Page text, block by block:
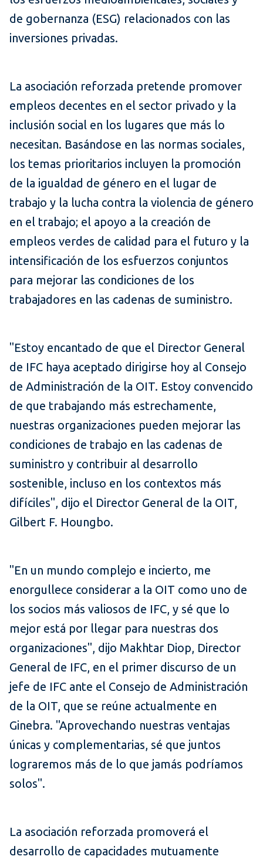
de gobernanza (ESG) relacionados con las
inversiones privadas.
La asociación reforzada pretende promover
empleos decentes en el sector privado y la
inclusión social en los lugares que más lo
necesitan. Basándose en las normas sociales,
los temas prioritarios incluyen la promoción
de la igualdad de género en el lugar de
trabajo y la lucha contra la violencia de género
en el trabajo; el apoyo a la creación de
empleos verdes de calidad para el futuro y la
intensificación de los esfuerzos conjuntos
para mejorar las condiciones de los
trabajadores en las cadenas de suministro.
"Estoy encantado de que el Director General
de IFC haya aceptado dirigirse hoy al Consejo
de Administración de la OIT. Estoy convencido
de que trabajando más estrechamente,
nuestras organizaciones pueden mejorar las
condiciones de trabajo en las cadenas de
suministro y contribuir al desarrollo
sostenible, incluso en los contextos más
difíciles", dijo el Director General de la OIT,
Gilbert F. Houngbo.
"En un mundo complejo e incierto, me
enorgullece considerar a la OIT como uno de
los socios más valiosos de IFC, y sé que lo
mejor está por llegar para nuestras dos
organizaciones", dijo Makhtar Diop, Director
General de IFC, en el primer discurso de un
jefe de IFC ante el Consejo de Administración
de la OIT, que se reúne actualmente en
Ginebra. "Aprovechando nuestras ventajas
únicas y complementarias, sé que juntos
lograremos más de lo que jamás podríamos
solos".
La asociación reforzada promoverá el
desarrollo de capacidades mutuamente